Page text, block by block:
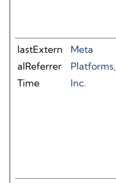
lastExtern
alReferrer
Time
Meta
Platforms,
Inc.